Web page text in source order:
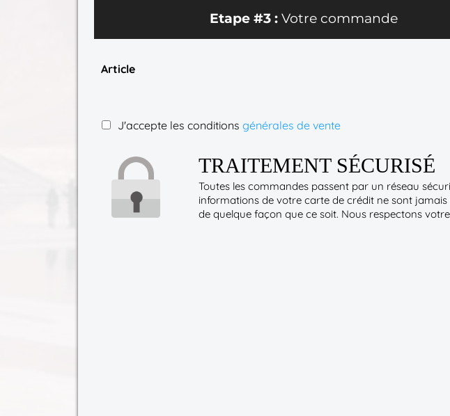
Etape #3 : Votre commande
Article
J'accepte les conditions générales de vente
TRAITEMENT SÉCURISÉ
Toutes les commandes passent par un réseau
informations de votre carte de crédit ne sont jamais
de quelque façon que ce soit. Nous respectons